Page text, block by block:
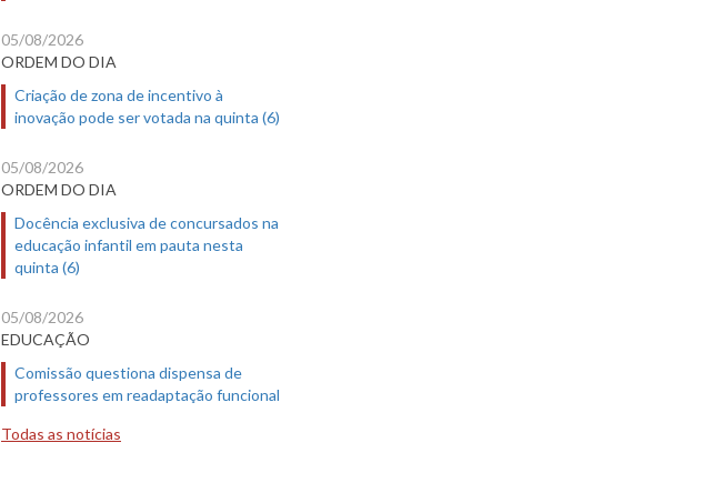
05/08/2026
ORDEM DO DIA
Criação de zona de incentivo à
inovação pode ser votada na quinta (6)
05/08/2026
ORDEM DO DIA
Docência exclusiva de concursados na
educação infantil em pauta nesta
quinta (6)
05/08/2026
EDUCAÇÃO
Comissão questiona dispensa de
professores em readaptação funcional
Todas as notícias